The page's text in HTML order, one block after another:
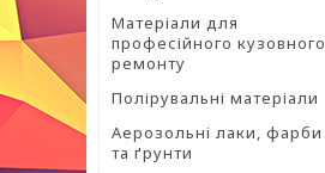
Матеріали для
професійного кузовного
ремонту
Полірувальні матеріали
Аерозольні лаки, фарби
та ґрунти